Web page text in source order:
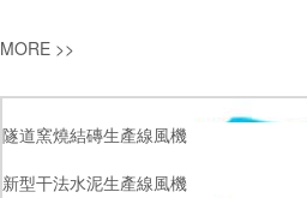
MORE >>
隧道窯燒結磚生產線風機
新型干法水泥生產線風機